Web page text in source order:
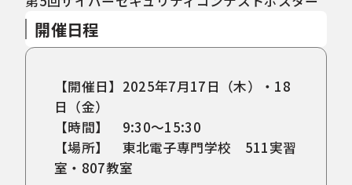
開催日程
【開催日】2025年7月17日（木）・18
日（金）
【時間】 9:30～15:30
【場所】 東北電子専門学校 511実習
室・807教室